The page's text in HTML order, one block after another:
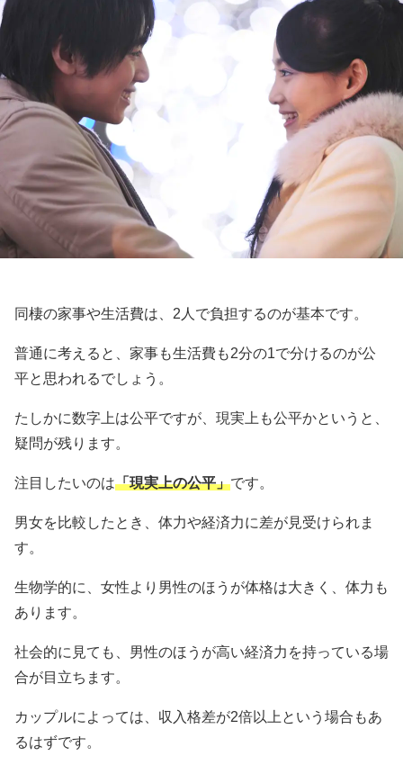
同棲の家事や生活費は、2人で負担するのが基本です。
普通に考えると、家事も生活費も2分の1で分けるのが公
平と思われるでしょう。
たしかに数字上は公平ですが、現実上も公平かというと、
疑問が残ります。
注目したいのは「現実上の公平」です。
男女を比較したとき、体力や経済力に差が見受けられま
す。
生物学的に、女性より男性のほうが体格は大きく、体力も
あります。
社会的に見ても、男性のほうが高い経済力を持っている場
合が目立ちます。
カップルによっては、収入格差が2倍以上という場合もあ
るはずです。